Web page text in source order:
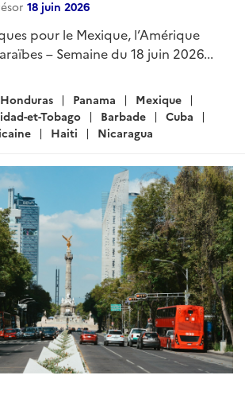
18 juin 2026
pour le Mexique, l’Amérique
– Semaine du 18 juin 2026...
Honduras Panama
Mexique
et-Tobago Barbade
Cuba
Haiti Nicaragua